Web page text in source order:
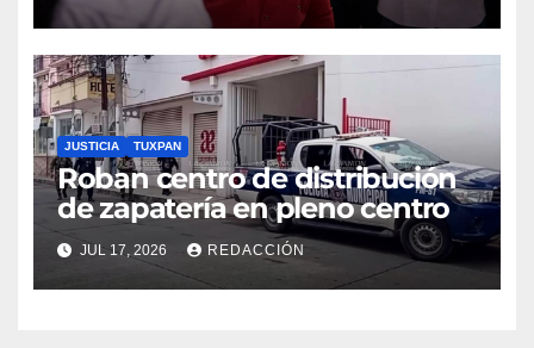
JUSTICIA TUXPAN
Roban centro de distribución
de zapatería en pleno centro
JUL 17, 2026 REDACCIÓN